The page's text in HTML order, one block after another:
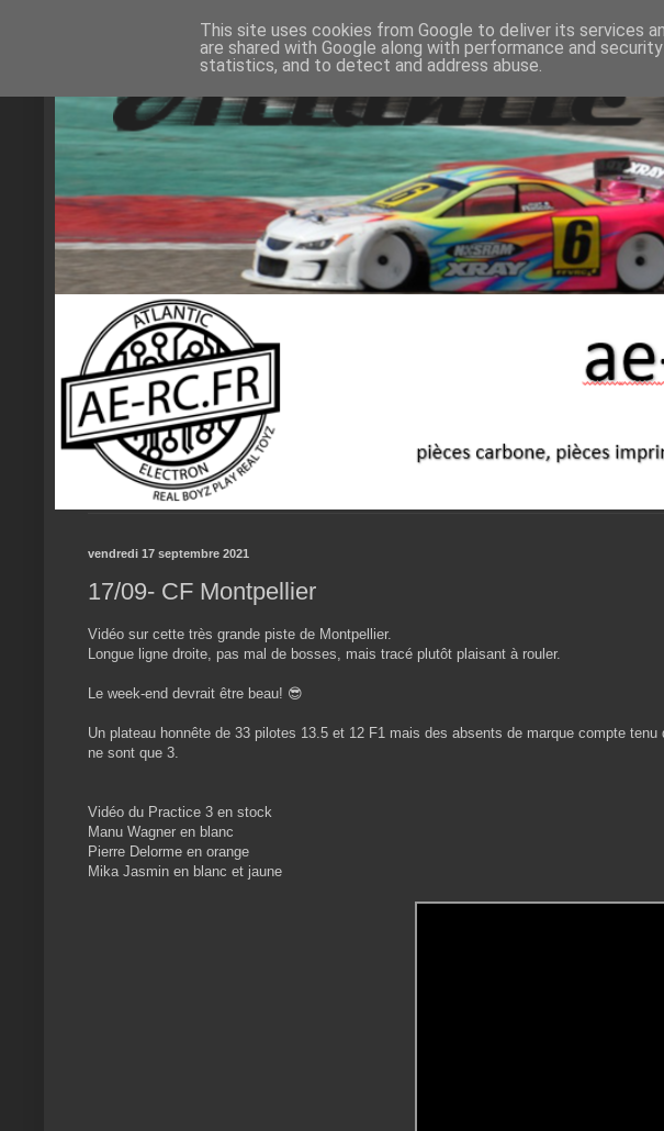
vendredi 17 septembre 2021
17/09- CF Montpellier
Vidéo sur cette très grande piste de Montpellier.
Longue ligne droite, pas mal de bosses, mais tracé plutôt plaisant à rouler.
Le week-end devrait être beau! 😎
Un plateau honnête de 33 pilotes 13.5 et 12 F1 mais des absents de marque compte
ne sont que 3.
Vidéo du Practice 3 en stock
Manu Wagner en blanc
Pierre Delorme en orange
Mika Jasmin en blanc et jaune
This site uses cookies from Google to deliver its services
are shared with Google along with performance and
statistics, and to detect and address abuse.